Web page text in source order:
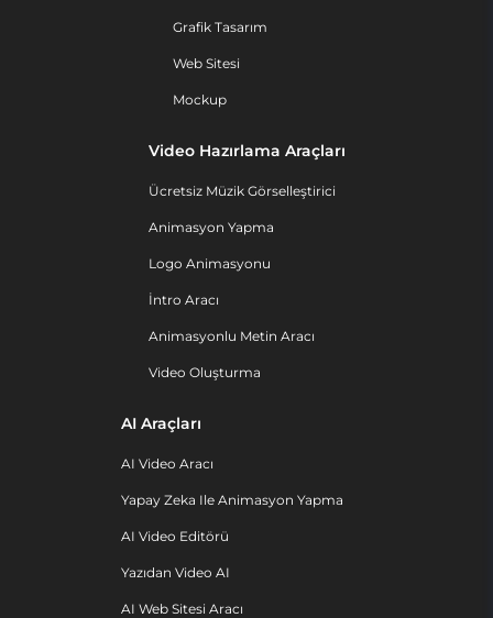
Grafik Tasarım
Web Sitesi
Mockup
Video Hazırlama Araçları
Ücretsiz Müzik Görselleştirici
Animasyon Yapma
Logo Animasyonu
İntro Aracı
Animasyonlu Metin Aracı
Video Oluşturma
AI Araçları
AI Video Aracı
Yapay Zeka Ile Animasyon Yapma
AI Video Editörü
Yazıdan Video AI
AI Web Sitesi Aracı